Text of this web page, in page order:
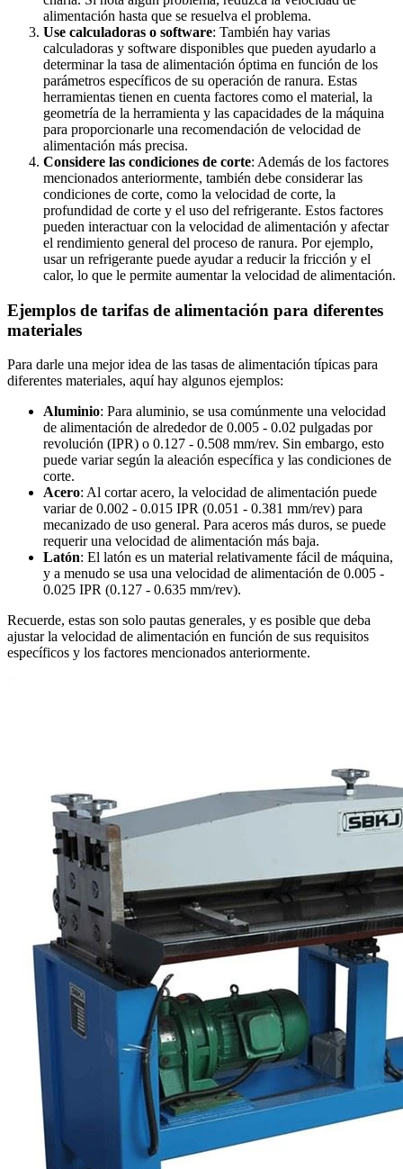
alimentación hasta que se resuelva el problema.
Use calculadoras o software: También hay varias
calculadoras y software disponibles que pueden ayudarlo a
determinar la tasa de alimentación óptima en función de los
parámetros específicos de su operación de ranura. Estas
herramientas tienen en cuenta factores como el material, la
geometría de la herramienta y las capacidades de la máquina
para proporcionarle una recomendación de velocidad de
alimentación más precisa.
Considere las condiciones de corte: Además de los factores
mencionados anteriormente, también debe considerar las
condiciones de corte, como la velocidad de corte, la
profundidad de corte y el uso del refrigerante. Estos factores
pueden interactuar con la velocidad de alimentación y afectar
el rendimiento general del proceso de ranura. Por ejemplo,
usar un refrigerante puede ayudar a reducir la fricción y el
calor, lo que le permite aumentar la velocidad de alimentación.
Ejemplos de tarifas de alimentación para diferentes
materiales
Para darle una mejor idea de las tasas de alimentación típicas para
diferentes materiales, aquí hay algunos ejemplos:
Aluminio: Para aluminio, se usa comúnmente una velocidad
de alimentación de alrededor de 0.005 - 0.02 pulgadas por
revolución (IPR) o 0.127 - 0.508 mm/rev. Sin embargo, esto
puede variar según la aleación específica y las condiciones de
corte.
Acero: Al cortar acero, la velocidad de alimentación puede
variar de 0.002 - 0.015 IPR (0.051 - 0.381 mm/rev) para
mecanizado de uso general. Para aceros más duros, se puede
requerir una velocidad de alimentación más baja.
Latón: El latón es un material relativamente fácil de máquina,
y a menudo se usa una velocidad de alimentación de 0.005 -
0.025 IPR (0.127 - 0.635 mm/rev).
Recuerde, estas son solo pautas generales, y es posible que deba
ajustar la velocidad de alimentación en función de sus requisitos
específicos y los factores mencionados anteriormente.